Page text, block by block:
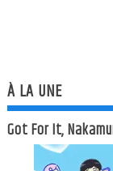
À LA UNE
Got For It,